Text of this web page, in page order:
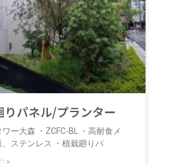
りパネル/プランター
ー大森 ・ZCFC-BL ・高耐食メ
、ステンレス ・植栽廻りパ
»